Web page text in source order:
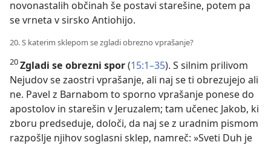
novonastalih občinah še postavi starešine, potem pa
se vrneta v sirsko Antiohijo.
20. S katerim sklepom se zgladi obrezno vprašanje?
20Zgladi se obrezni spor(15:1–35). S silnim prilivom
Nejudov se zaostri vprašanje, ali naj se ti obrezujejo ali
ne. Pavel z Barnabom to sporno vprašanje ponese do
apostolov in starešin v Jeruzalem; tam učenec Jakob, ki
zboru predseduje, določi, da naj se z uradnim pismom
razpošlje njihov soglasni sklep, namreč: »Sveti Duh je